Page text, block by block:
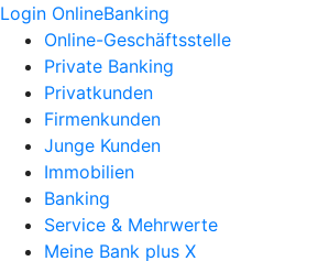
Login OnlineBanking
Online-Geschäftsstelle
Private Banking
Privatkunden
Firmenkunden
Junge Kunden
Immobilien
Banking
Service & Mehrwerte
Meine Bank plus X